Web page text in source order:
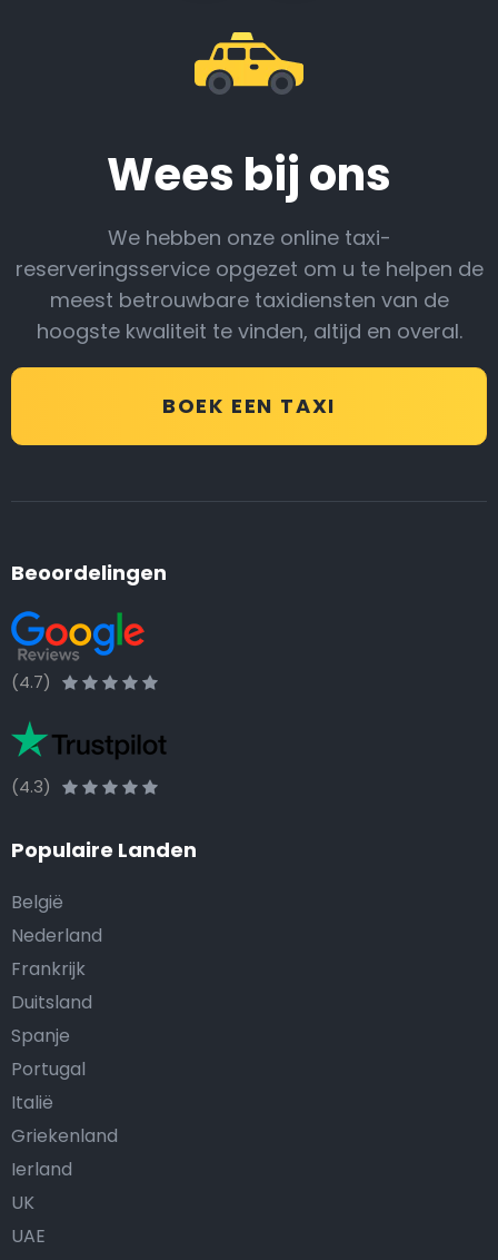
Wees bij ons
We hebben onze online taxi-
reserveringsservice opgezet om u te helpen de
meest betrouwbare taxidiensten van de
hoogste kwaliteit te vinden, altijd en overal.
BOEK EEN TAXI
Beoordelingen
(4.7)
(4.3)
Populaire Landen
België
Nederland
Frankrijk
Duitsland
Spanje
Portugal
Italië
Griekenland
Ierland
UK
UAE